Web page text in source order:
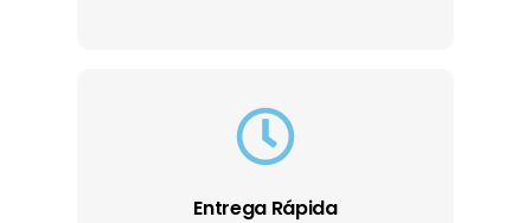
Entrega Rápida